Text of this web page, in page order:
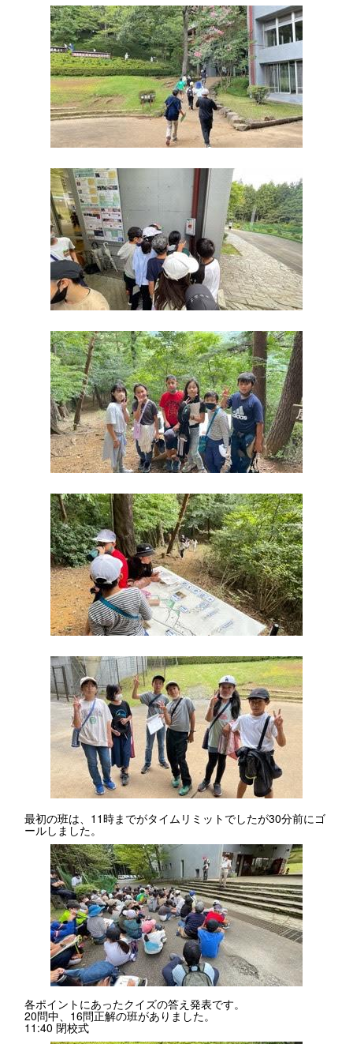
最初の班は、11時までがタイムリミットでしたが30分前にゴ
ールしました。
各ポイントにあったクイズの答え発表です。
20問中、16問正解の班がありました。
11:40 閉校式